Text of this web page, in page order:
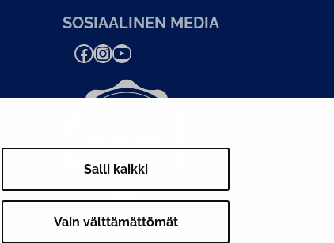
Salli kaikki
Vain välttämättömät
SOSIAALINEN MEDIA
Facebook InstagramYouTube